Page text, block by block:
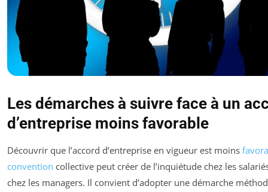
Les démarches à suivre face à un
d’entreprise moins favorable
Découvrir que l’accord d’entreprise en vigueur est moins
convention collective peut créer de l’inquiétude chez les
chez les managers. Il convient d’adopter une démarche